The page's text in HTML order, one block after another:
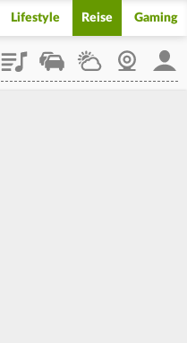
Lifestyle Reise Gaming
PlaylistStaupilotWetterWebcam